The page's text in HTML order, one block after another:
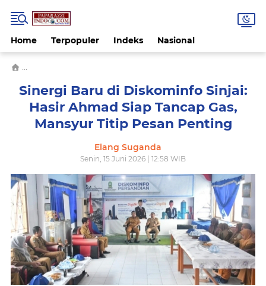
Home Terpopuler Indeks Nasional
›
Sinergi Baru di Diskominfo Sinjai:
Hasir Ahmad Siap Tancap Gas,
Mansyur Titip Pesan Penting
Elang Suganda
Senin, 15 Juni 2026 | 12:58 WIB